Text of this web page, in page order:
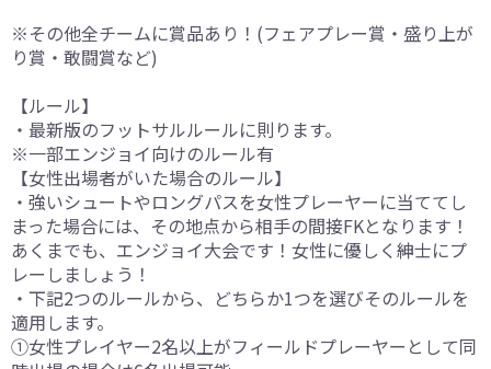
※その他全チームに賞品あり！(フェアプレー賞・盛り上が
り賞・敢闘賞など)
【ルール】
・最新版のフットサルルールに則ります。
※一部エンジョイ向けのルール有
【女性出場者がいた場合のルール】
・強いシュートやロングパスを女性プレーヤーに当ててし
まった場合には、その地点から相手の間接FKとなります！
あくまでも、エンジョイ大会です！女性に優しく紳士にプ
レーしましょう！
・下記2つのルールから、どちらか1つを選びそのルールを
適用します。
①女性プレイヤー2名以上がフィールドプレーヤーとして同